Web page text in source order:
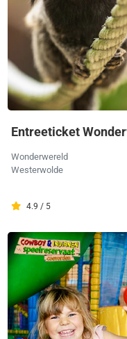
Entreeticket
Wonderwereld
Westerwolde
4.9 / 5